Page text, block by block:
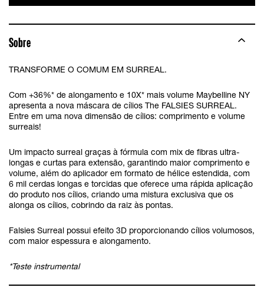
Sobre
TRANSFORME O COMUM EM SURREAL.
Com +36%* de alongamento e 10X* mais volume Maybelline NY
apresenta a nova máscara de cílios The FALSIES SURREAL.
Entre em uma nova dimensão de cílios: comprimento e volume
surreais!
Um impacto surreal graças à fórmula com mix de fibras ultra-
longas e curtas para extensão, garantindo maior comprimento e
volume, além do aplicador em formato de hélice estendida, com
6 mil cerdas longas e torcidas que oferece uma rápida aplicação
do produto nos cílios, criando uma mistura exclusiva que os
alonga os cílios, cobrindo da raiz às pontas.
Falsies Surreal possui efeito 3D proporcionando cílios volumosos,
com maior espessura e alongamento.
*Teste instrumental